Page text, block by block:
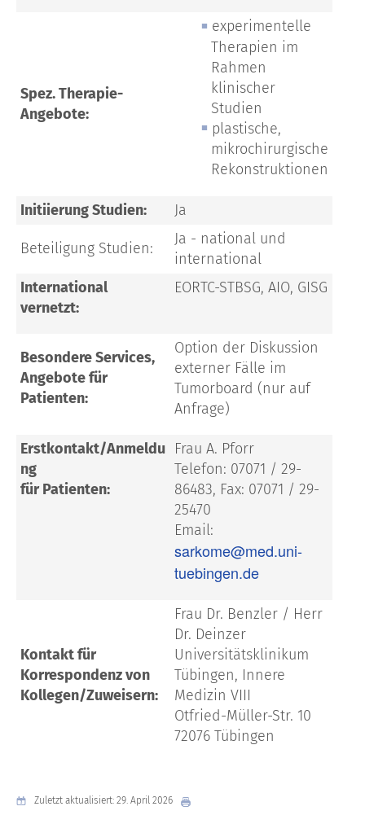
Spez. Therapie-
Angebote:
experimentelle
Therapien im
Rahmen
klinischer
Studien
plastische,
mikrochirurgische
Rekonstruktionen
Initiierung Studien: Ja
Beteiligung Studien:
Ja - national und
international
International
vernetzt:
EORTC-STBSG, AIO, GISG
Besondere Services,
Angebote für
Patienten:
Option der Diskussion
externer Fälle im
Tumorboard (nur auf
Anfrage)
Erstkontakt/Anmeldu
ng
für Patienten:
Frau A. Pforr
Telefon: 07071 / 29-
86483, Fax: 07071 / 29-
25470
Email:
sarkome@med.uni-
tuebingen.de
Kontakt für
Korrespondenz von
Kollegen/Zuweisern:
Frau Dr. Benzler / Herr
Dr. Deinzer
Universitätsklinikum
Tübingen, Innere
Medizin VIII
Otfried-Müller-Str. 10
72076 Tübingen
Zuletzt aktualisiert: 29. April 2026